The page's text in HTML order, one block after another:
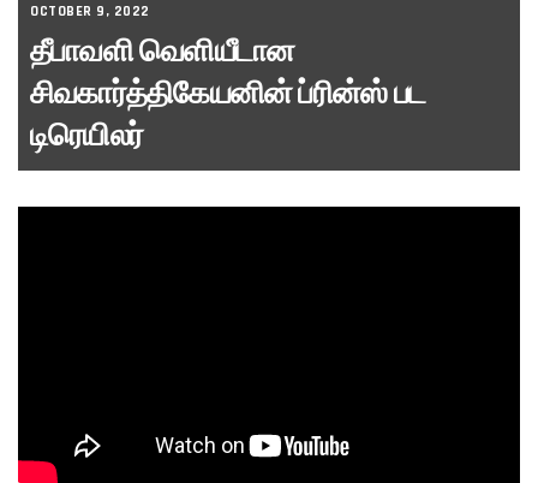
OCTOBER 9, 2022
தீபாவளி வெளியீடான
சிவகார்த்திகேயனின் ப்ரின்ஸ் பட
டிரெயிலர்